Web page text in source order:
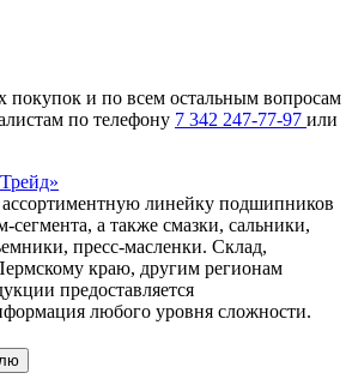
покупок и по всем остальным вопросам
по телефону 7 342 247-77-97 или
линейку подшипников
сегмента, а также смазки, сальники,
пресс-масленки. Склад,
краю, другим регионам
предоставляется
любого уровня сложности.